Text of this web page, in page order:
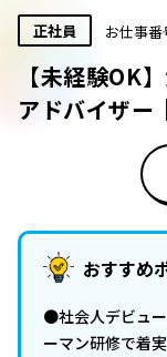
正社員 お仕事番
【未経験OK
アドバイザー
おすすめ
●社会人デビュ
ーマン研修で着